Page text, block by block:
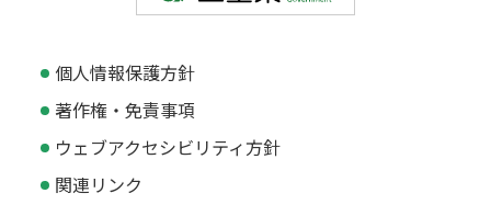
個人情報保護方針
著作権・免責事項
ウェブアクセシビリティ方針
関連リンク